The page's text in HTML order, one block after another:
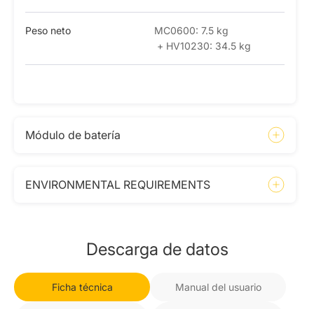
Peso neto
MC0600: 7.5 kg
+ HV10230: 34.5 kg
Módulo de batería
ENVIRONMENTAL REQUIREMENTS
Descarga de datos
Ficha técnica Manual del usuario